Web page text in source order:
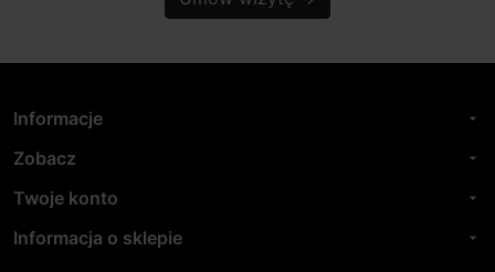
Informacje arrow_drop_down
Zobacz arrow_drop_down
Twoje konto arrow_drop_down
Informacja o sklepie arrow_drop_down